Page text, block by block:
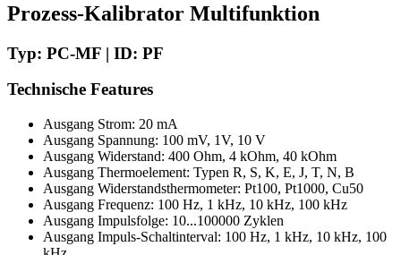
Prozess-Kalibrator Multifunktion
Typ: PC-MF | ID: PF
Technische Features
Ausgang Strom: 20 mA
Ausgang Spannung: 100 mV, 1V, 10 V
Ausgang Widerstand: 400 Ohm, 4 kOhm, 40 kOhm
Ausgang Thermoelement: Typen R, S, K, E, J, T, N, B
Ausgang Widerstandsthermometer: Pt100, Pt1000, Cu50
Ausgang Frequenz: 100 Hz, 1 kHz, 10 kHz, 100 kHz
Ausgang Impulsfolge: 10...100000 Zyklen
Ausgang Impuls-Schaltinterval: 100 Hz, 1 kHz, 10 kHz, 100